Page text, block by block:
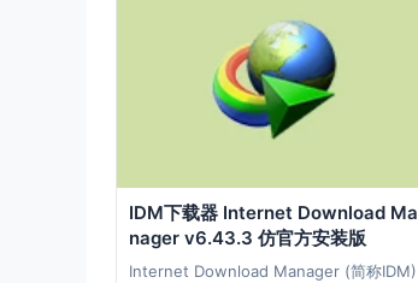
IDM下载器 Internet Download Ma
nager v6.43.3 仿官方安装版
Internet Download Manager (简称IDM)